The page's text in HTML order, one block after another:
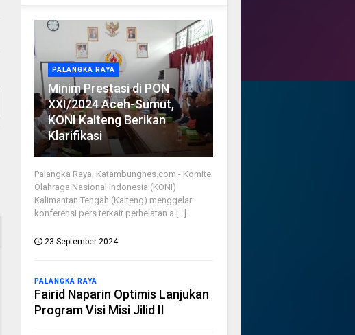
PALANGKA RAYA
Minim Prestasi di PON
XXI/2024 Aceh-Sumut,
KONI Kalteng Berikan
Klarifikasi
Palangka Raya, Katambungnes.com - Komite
Olahraga Nasional Indonesia (KONI)
Kalimantan Tengah (Kalteng) menggelar
konferensi pers terkait perhelatan a [...]
23 September 2024
PALANGKA RAYA
Fairid Naparin Optimis Lanjukan
Program Visi Misi Jilid II